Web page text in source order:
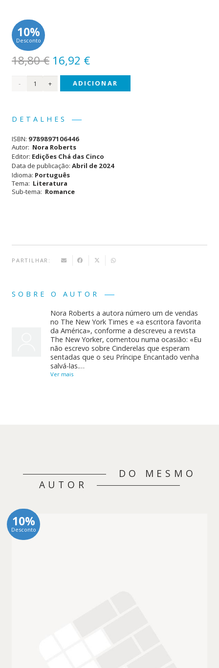
10%
Desconto
18,80€ O
preço
original
18,80 €.
16,92 €O
preço
atual
Quantidade
de
Montana
ADICIONAR
DETALHES
ISBN: 9789897106446
Autor: Nora Roberts
Editor: Edições Chá das Cinco
Data de publicação: Abril de 2024
Idioma: Português
Tema: Literatura
Sub-tema: Romance
PARTILHAR:
SOBRE O AUTOR
Nora Roberts a autora número um de vendas
no The New York Times e «a escritora favorita
da América», conforme a descreveu a revista
The New Yorker, comentou numa ocasião: «Eu
não escrevo sobre Cinderelas que esperam
sentadas que o seu Príncipe Encantado venha
salvá-las.…
Ver mais
DO MESMO
AUTOR
10%
Desconto